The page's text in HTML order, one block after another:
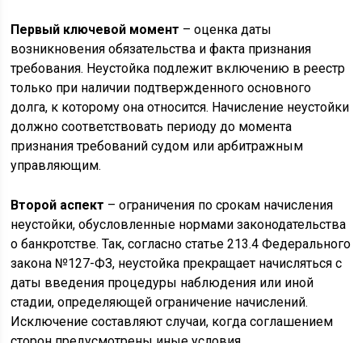
Первый ключевой момент – оценка даты
возникновения обязательства и факта признания
требования. Неустойка подлежит включению в реестр
только при наличии подтвержденного основного
долга, к которому она относится. Начисление неустойки
должно соответствовать периоду до момента
признания требований судом или арбитражным
управляющим.
Второй аспект – ограничения по срокам начисления
неустойки, обусловленные нормами законодательства
о банкротстве. Так, согласно статье 213.4 Федерального
закона №127-ФЗ, неустойка прекращает начисляться с
даты введения процедуры наблюдения или иной
стадии, определяющей ограничение начислений.
Исключение составляют случаи, когда соглашением